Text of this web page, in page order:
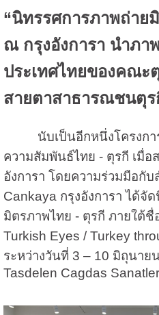
“นิทรรศการภาพถ่าย
ณ กรุงอังการา นำภา
ประเทศไทยของคณะ
สายตาสาธารณชนตุร
นับเป็นอีกหนึ่งโครงการ
ความสัมพันธ์ไทย - ตุรกี เมื่
อังการา โดยความร่วมมือกับ
Cankaya กรุงอังการา ได้จั
มิตรภาพไทย - ตุรกี ภายใต้ชื่
Turkish Eyes / Turkey
ระหว่างวันที่ 3 – 10 มิถุนาย
Tasdelen Cagdas